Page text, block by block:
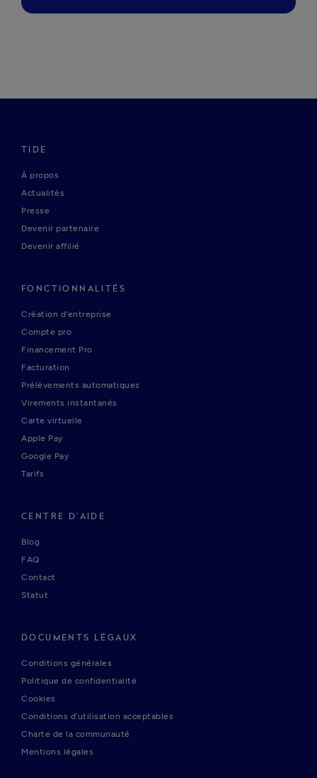
TIDE
À propos
Actualités
Presse
Devenir partenaire
Devenir affilié
FONCTIONNALITÉS
Création d'entreprise
Compte pro
Financement Pro
Facturation
Prélèvements automatiques
Virements instantanés
Carte virtuelle
Apple Pay
Google Pay
Tarifs
CENTRE D'AIDE
Blog
FAQ
Contact
Statut
DOCUMENTS LÉGAUX
Conditions générales
Politique de confidentialité
Cookies
Conditions d’utilisation acceptables
Charte de la communauté
Mentions légales